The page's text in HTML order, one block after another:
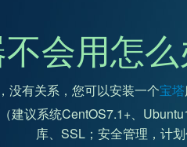
会用怎
没有关系，您可以安装一个宝塔
建议系统CentOS7.1+、
库、SSL；安全管理，计